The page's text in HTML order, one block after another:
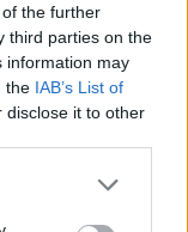
the further
third parties on the
information may
the IAB’s List of
disclose it to other
or more Google
hírekről a